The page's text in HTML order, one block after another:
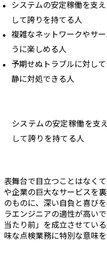
システムの安定稼働を支
して誇りを持てる人
複雑なネットワークやサ
うに楽しめる人
予期せぬトラブルに対し
静に対処できる人
システムの安定稼働を支
して誇りを持てる人
表舞台で目立つことはなく
や企業の巨大なサービスを
のものに、深い自負と喜び
ラエンジニアの適性が高い
当たり前」を成立させてい
味な点検業務に特別な意味を